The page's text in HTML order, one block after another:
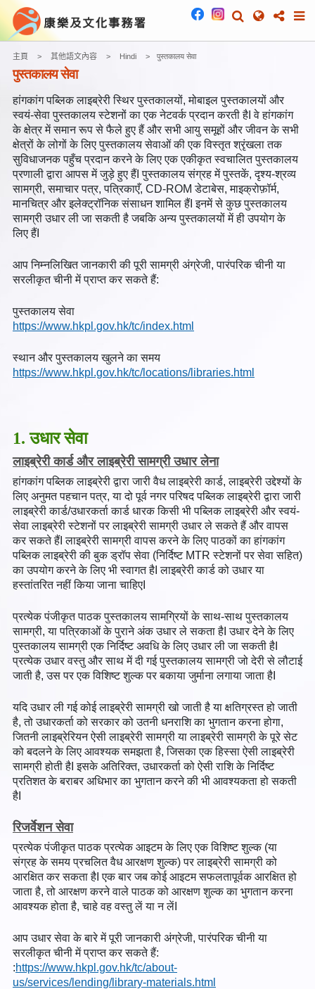
主頁 其他語文內容 Hindi पुस्तकालय सेवा
पुस्तकालय सेवा
हांगकांग पब्लिक लाइब्रेरी स्थिर पुस्तकालयों, मोबाइल पुस्तकालयों और
स्वयं-सेवा पुस्तकालय स्टेशनों का एक नेटवर्क प्रदान करती हैI वे हांगकांग
के क्षेत्र में समान रूप से फैले हुए हैं और सभी आयु समूहों और जीवन के सभी
क्षेत्रों के लोगों के लिए पुस्तकालय सेवाओं की एक विस्तृत श्रृंखला तक
सुविधाजनक पहुँच प्रदान करने के लिए एक एकीकृत स्वचालित पुस्तकालय
प्रणाली द्वारा आपस में जुड़े हुए हैंI पुस्तकालय संग्रह में पुस्तकें, दृश्य-श्रव्य
सामग्री, समाचार पत्र, पत्रिकाएँ, CD-ROM डेटाबेस, माइक्रोफ़ॉर्म,
मानचित्र और इलेक्ट्रॉनिक संसाधन शामिल हैंI इनमें से कुछ पुस्तकालय
सामग्री उधार ली जा सकती है जबकि अन्य पुस्तकालयों में ही उपयोग के
लिए हैंI
आप निम्नलिखित जानकारी की पूरी सामग्री अंग्रेजी, पारंपरिक चीनी या
सरलीकृत चीनी में प्राप्त कर सकते हैं:
पुस्तकालय सेवा
https://www.hkpl.gov.hk/tc/index.html
स्थान और पुस्तकालय खुलने का समय
https://www.hkpl.gov.hk/tc/locations/libraries.html
1. उधार सेवा
लाइब्रेरी कार्ड और लाइब्रेरी सामग्री उधार लेना
हांगकांग पब्लिक लाइब्रेरी द्वारा जारी वैध लाइब्रेरी कार्ड, लाइब्रेरी उद्देश्यों के
लिए अनुमत पहचान पत्र, या दो पूर्व नगर परिषद पब्लिक लाइब्रेरी द्वारा जारी
लाइब्रेरी कार्ड/उधारकर्ता कार्ड धारक किसी भी पब्लिक लाइब्रेरी और स्वयं-
सेवा लाइब्रेरी स्टेशनों पर लाइब्रेरी सामग्री उधार ले सकते हैं और वापस
कर सकते हैंI लाइब्रेरी सामग्री वापस करने के लिए पाठकों का हांगकांग
पब्लिक लाइब्रेरी की बुक ड्रॉप सेवा (निर्दिष्ट MTR स्टेशनों पर सेवा सहित)
का उपयोग करने के लिए भी स्वागत हैI लाइब्रेरी कार्ड को उधार या
हस्तांतरित नहीं किया जाना चाहिएI
प्रत्येक पंजीकृत पाठक पुस्तकालय सामग्रियों के साथ-साथ पुस्तकालय
सामग्री, या पत्रिकाओं के पुराने अंक उधार ले सकता हैI उधार देने के लिए
पुस्तकालय सामग्री एक निर्दिष्ट अवधि के लिए उधार ली जा सकती हैI
प्रत्येक उधार वस्तु और साथ में दी गई पुस्तकालय सामग्री जो देरी से लौटाई
जाती है, उस पर एक विशिष्ट शुल्क पर बकाया जुर्माना लगाया जाता हैI
यदि उधार ली गई कोई लाइब्रेरी सामग्री खो जाती है या क्षतिग्रस्त हो जाती
है, तो उधारकर्ता को सरकार को उतनी धनराशि का भुगतान करना होगा,
जितनी लाइब्रेरियन ऐसी लाइब्रेरी सामग्री या लाइब्रेरी सामग्री के पूरे सेट
को बदलने के लिए आवश्यक समझता है, जिसका एक हिस्सा ऐसी लाइब्रेरी
सामग्री होती हैI इसके अतिरिक्त, उधारकर्ता को ऐसी राशि के निर्दिष्ट
प्रतिशत के बराबर अधिभार का भुगतान करने की भी आवश्यकता हो सकती
हैI
रिजर्वेशन सेवा
प्रत्येक पंजीकृत पाठक प्रत्येक आइटम के लिए एक विशिष्ट शुल्क (या
संग्रह के समय प्रचलित वैध आरक्षण शुल्क) पर लाइब्रेरी सामग्री को
आरक्षित कर सकता हैI एक बार जब कोई आइटम सफलतापूर्वक आरक्षित हो
जाता है, तो आरक्षण करने वाले पाठक को आरक्षण शुल्क का भुगतान करना
आवश्यक होता है, चाहे वह वस्तु लें या न लेंI
आप उधार सेवा के बारे में पूरी जानकारी अंग्रेजी, पारंपरिक चीनी या
सरलीकृत चीनी में प्राप्त कर सकते हैं:
:https://www.hkpl.gov.hk/tc/about-
us/services/lending/library-materials.html